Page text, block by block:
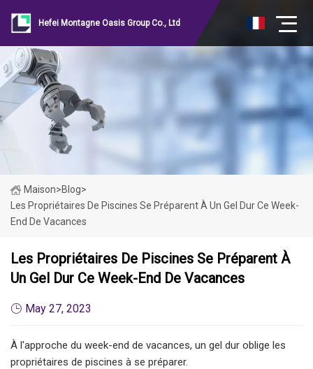
Hefei Montagne Oasis Group Co., Ltd
Maison>Blog>
Les Propriétaires De Piscines Se Préparent À Un Gel Dur Ce Week-
End De Vacances
Les Propriétaires De Piscines Se Préparent À
Un Gel Dur Ce Week-End De Vacances
May 27, 2023
À l'approche du week-end de vacances, un gel dur oblige les
propriétaires de piscines à se préparer.